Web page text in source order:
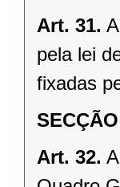
Art. 31.
pela lei
fixadas
Art. 32.